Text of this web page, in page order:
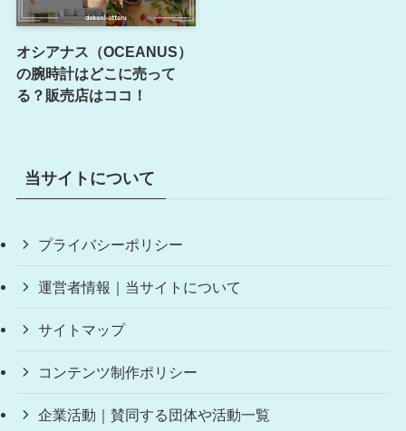
オシアナス（OCEANUS）
の腕時計はどこに売って
る？販売店はココ！
当サイトについて
プライバシーポリシー
運営者情報｜当サイトについて
サイトマップ
コンテンツ制作ポリシー
企業活動｜賛同する団体や活動一覧